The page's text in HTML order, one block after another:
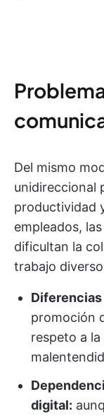
Del mismo
unidireccional
productividad
empleados,
dificultan la
trabajo
promoción
respeto a
digital: